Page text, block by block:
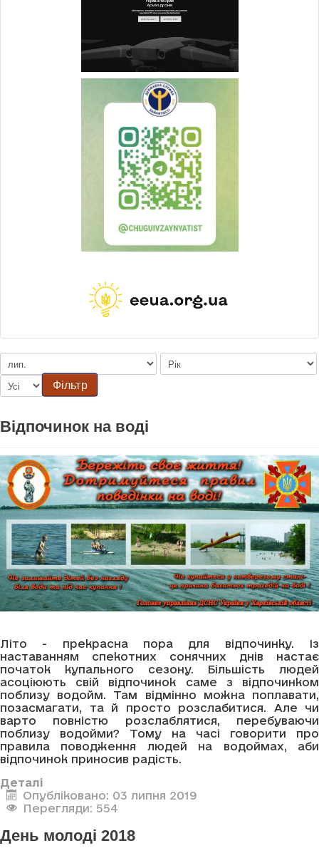
Фільтр
Відпочинок на воді
Літо - прекрасна пора для відпочинку. Із
наставанням спекотних сонячних днів настає
початок купального сезону. Більшість людей
асоціюють свій відпочинок саме з відпочинком
поблизу водойм. Там відмінно можна поплавати,
позасмагати, та й просто розслабитися. Але чи
варто повністю розслаблятися, перебуваючи
поблизу водойми? Тому на часі говорити про
правила поводження людей на водоймах, аби
відпочинок приносив радість.
Деталі
Опубліковано: 03 липня 2019
Перегляди: 554
День молоді 2018